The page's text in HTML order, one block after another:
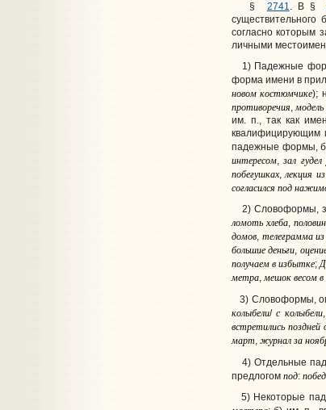
§ 2741. В
согласнокоторым
личными
1) Падежные
форма имени в
новом костюмчике);
противоречия модель
им. п., так как
квалифицирующим
падежные формы,
интересом,зал гудел
побегушках,лекция из
согласился под
2) Словоформы,
ломоть хлеба,
домов, телеграмма из
большие деньги,
получаемв избытке;
метра,мешоквесомв
3) Словоформы,
колыбели/с колыбели
встретились поздней
март, журналза
4) Отдельные
предлогом под:
5) Некоторые